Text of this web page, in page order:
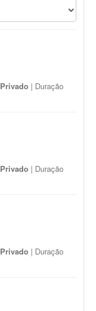
Privado | Duração
Privado | Duração
Privado | Duração